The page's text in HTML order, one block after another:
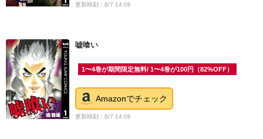
更新時刻：8/7 14:06
嘘喰い
1〜4巻が期間限定無料/ 1〜4巻が100円（82%OFF）
Amazonでチェック
更新時刻：8/7 14:06